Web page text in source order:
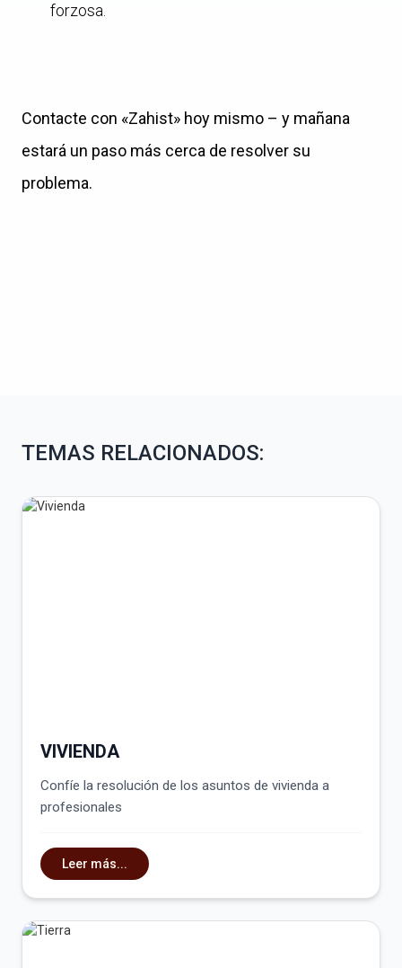
forzosa.
Contacte con «Zahist» hoy mismo – y mañana
estará un paso más cerca de resolver su
problema.
TEMAS RELACIONADOS:
VIVIENDA
Confíe la resolución de los asuntos de vivienda a
profesionales
Leer más...